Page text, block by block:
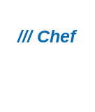
/// Chef